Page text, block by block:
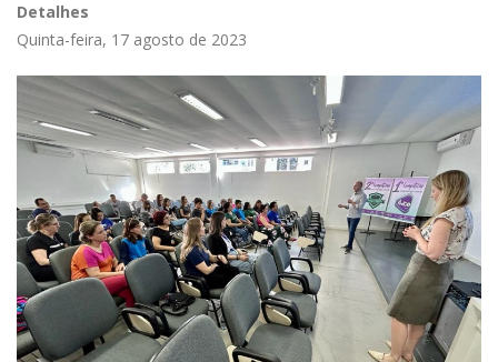
Detalhes
Quinta-feira, 17 agosto de 2023